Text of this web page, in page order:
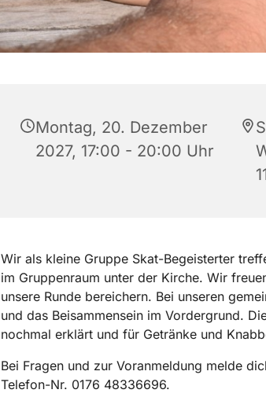
Montag, 20. Dezember
2027, 17:00 - 20:00 Uhr
Wir als kleine Gruppe Skat-Begeisterter
im Gruppenraum unter der Kirche. Wir
unsere Runde bereichern. Bei unseren
und das Beisammensein im Vordergrund.
nochmal erklärt und für Getränke und
Bei Fragen und zur Voranmeldung melde
Telefon-Nr. 0176 48336696.